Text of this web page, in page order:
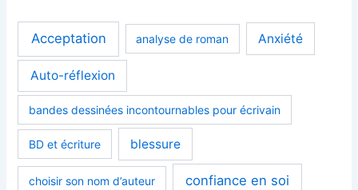
Acceptation analyse de roman Anxiété
Auto-réflexion
bandes dessinées incontournables pour écrivain
BD et écriture blessure
choisir son nom d’auteur confiance en soi